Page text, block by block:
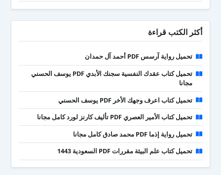
أكثر الكتب قراءة
تحميل رواية آرسس PDF أحمد آل حمدان
تحميل كتاب عقدك النفسية سجنك الأبدي PDF يوسف الحسني
مجانا
تحميل كتاب اعرف وجهك الأخر PDF يوسف الحسني
تحميل كتاب الأمير العصري PDF تأليف كارنز لورد كامل مجانا
تحميل رواية إذما PDF محمد صادق كامل مجانا
تحميل كتاب علم البيئة مقررات PDF السعودية 1443